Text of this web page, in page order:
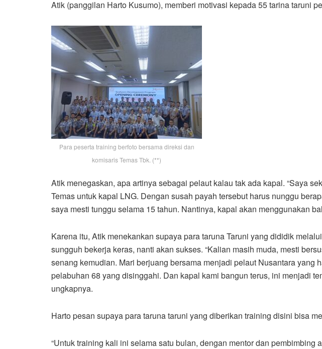
Atik (panggilan Harto Kusumo), memberi motivasi kepada 55 tarina taruni
Para peserta training berfoto bersama direksi dan
komisaris Temas Tbk. (**)
Atik menegaskan, apa artinya sebagai pelaut kalau tak ada kapal. “Saya
Temas untuk kapal LNG. Dengan susah payah tersebut harus nunggu
saya mesti tunggu selama 15 tahun. Nantinya, kapal akan menggunakan
Karena itu, Atik menekankan supaya para taruna Taruni yang dididik
sungguh bekerja keras, nanti akan sukses. “Kalian masih muda, mesti
senang kemudian. Mari berjuang bersama menjadi pelaut Nusantara yang
pelabuhan 68 yang disinggahi. Dan kapal kami bangun terus, ini menjadi
ungkapnya.
Harto pesan supaya para taruna taruni yang diberikan training disini bisa
“Untuk training kali ini selama satu bulan, dengan mentor dan pembimbing